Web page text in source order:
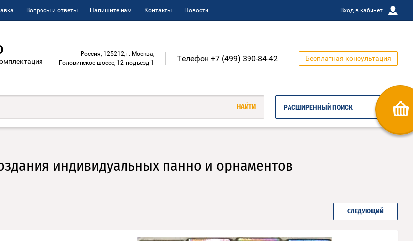
Вопросы и ответы Напишите нам Контакты Новости Вход в кабинет
Россия, 125212, г. Москва,
Головинское шоссе, 12, подъезд 1
Телефон +7 (499) 390-84-42 Бесплатная консультация
РАСШИРЕННЫЙ ПОИСК
индивидуальных панно и орнаментов
СЛЕДУЮЩИЙ